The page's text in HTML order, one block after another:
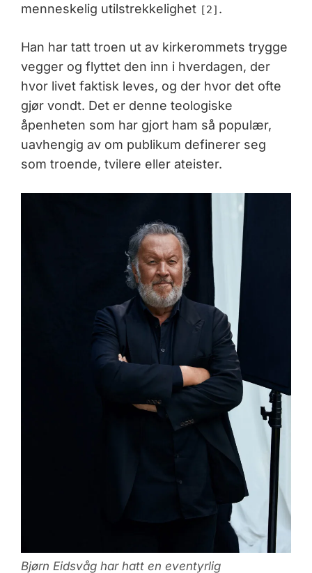
menneskelig utilstrekkelighet [2] .
Han har tatt troen ut av kirkerommets trygge
vegger og flyttet den inn i hverdagen, der
hvor livet faktisk leves, og der hvor det ofte
gjør vondt. Det er denne teologiske
åpenheten som har gjort ham så populær,
uavhengig av om publikum definerer seg
som troende, tvilere eller ateister.
Bjørn Eidsvåg har hatt en eventyrlig